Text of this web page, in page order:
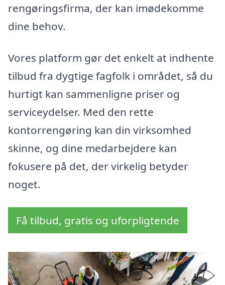
rengøringsfirma, der kan imødekomme
dine behov.
Vores platform gør det enkelt at indhente
tilbud fra dygtige fagfolk i området, så du
hurtigt kan sammenligne priser og
serviceydelser. Med den rette
kontorrengøring kan din virksomhed
skinne, og dine medarbejdere kan
fokusere på det, der virkelig betyder
noget.
Få tilbud, gratis og uforpligtende